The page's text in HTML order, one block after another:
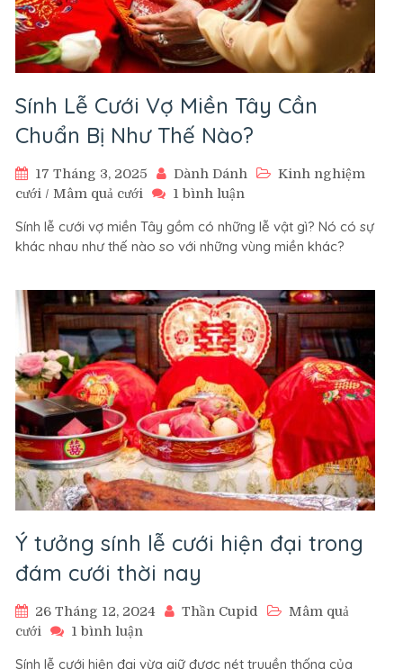
Sính Lễ Cưới Vợ Miền Tây Cần
Chuẩn Bị Như Thế Nào?
17 Tháng 3, 2025 Dành Dánh
Kinh nghiệm
cưới / Mâm quả cưới 1 bình luận
Lễ
Cưới
Tây
Cần
Chuẩn
Bị
Như
Thế
Nào?
Sính lễ cưới vợ miền Tây gồm có những lễ vật gì? Nó có sự
khác nhau như thế nào so với những vùng miền khác?
Ý tưởng sính lễ cưới hiện đại trong
đám cưới thời nay
26 Tháng 12, 2024 Thần Cupid
Mâm quả
cưới
1 bình luận
Sính lễ cưới hiện đại vừa giữ được nét truyền thống của